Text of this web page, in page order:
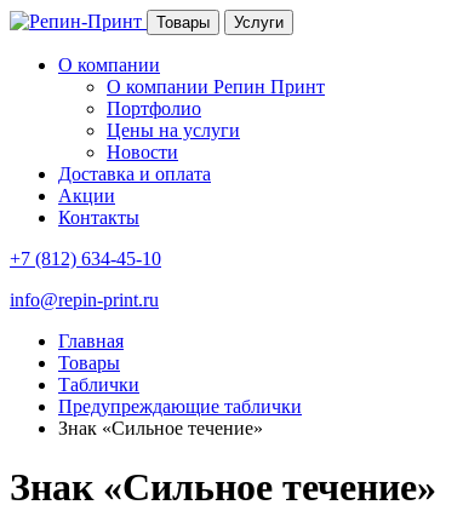
Товары Услуги
О компании
О компании Репин Принт
Портфолио
Цены на услуги
Новости
Доставка и оплата
Акции
Контакты
+7 (812) 634-45-10
info@repin-print.ru
Главная
Товары
Таблички
Предупреждающие таблички
Знак «Сильное течение»
Знак «Сильное течение»